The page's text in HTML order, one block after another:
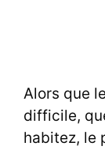
Alors que
difficile,
habitez, le